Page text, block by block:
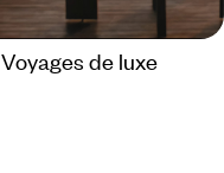
Voyages de luxe